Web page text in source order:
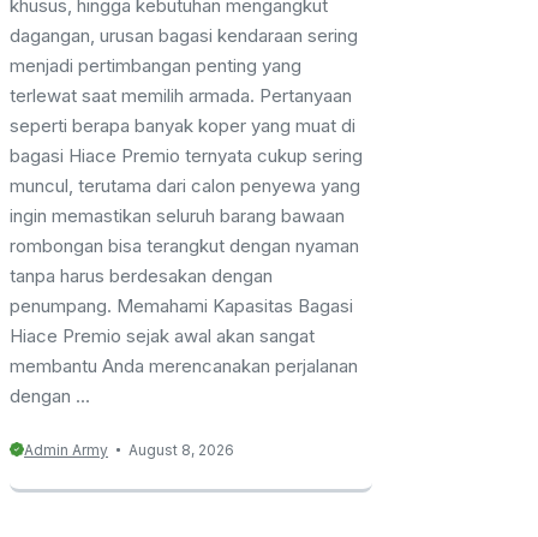
khusus, hingga kebutuhan mengangkut
dagangan, urusan bagasi kendaraan sering
menjadi pertimbangan penting yang
terlewat saat memilih armada. Pertanyaan
seperti berapa banyak koper yang muat di
bagasi Hiace Premio ternyata cukup sering
muncul, terutama dari calon penyewa yang
ingin memastikan seluruh barang bawaan
rombongan bisa terangkut dengan nyaman
tanpa harus berdesakan dengan
penumpang. Memahami Kapasitas Bagasi
Hiace Premio sejak awal akan sangat
membantu Anda merencanakan perjalanan
dengan ...
Admin Army August 8, 2026